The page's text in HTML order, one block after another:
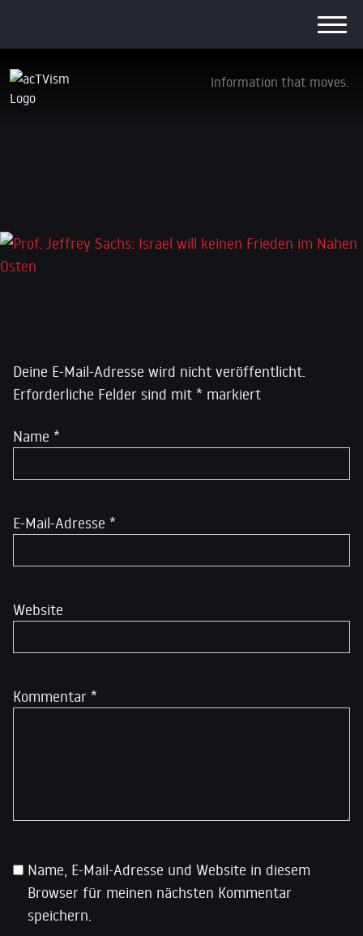
Information that moves.
Prof. Jeffrey Sachs: Israel will keinen Frieden
Deine E-Mail-Adresse wird nicht veröffentlicht.
Erforderliche Felder sind mit * markiert
Kommentar *
Name *
E-Mail-Adresse *
Website
Name, E-Mail-Adresse und Website in diesem
Browser für meinen nächsten Kommentar
speichern.